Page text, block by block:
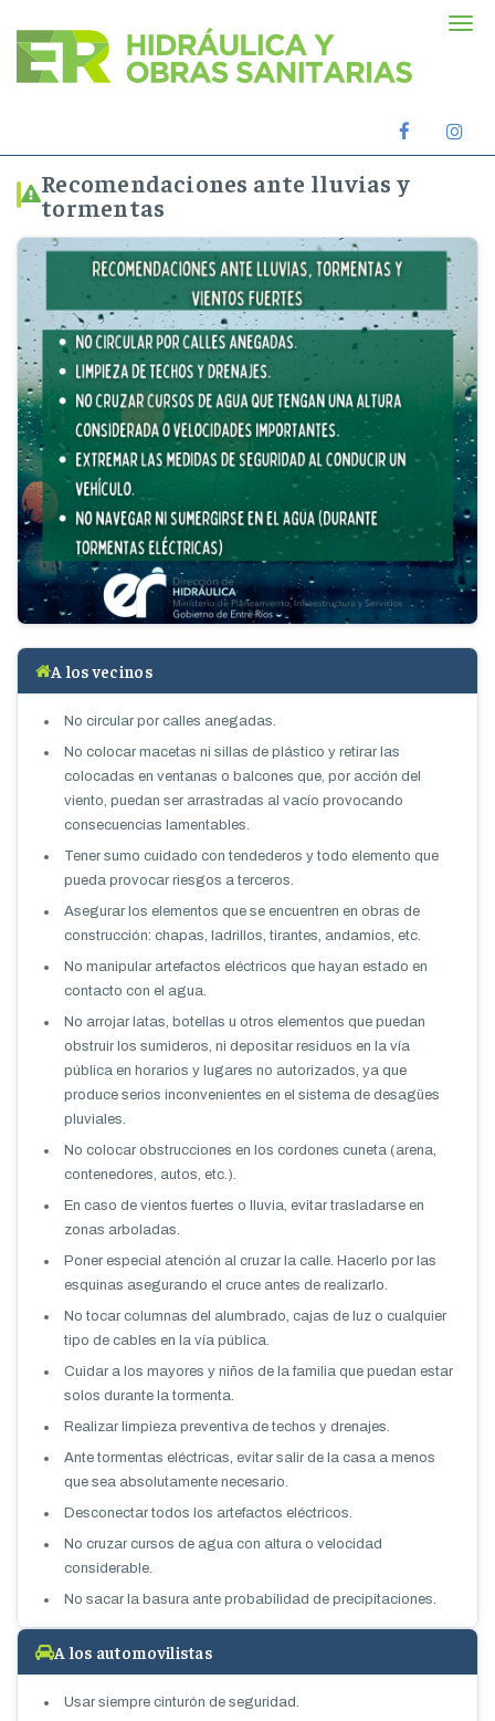
Facebook
oficial
Recomendaciones ante lluvias y
tormentas
A los vecinos
No circular por calles anegadas.
No colocar macetas ni sillas de plástico y retirar las
colocadas en ventanas o balcones que, por acción del
viento, puedan ser arrastradas al vacío provocando
consecuencias lamentables.
Tener sumo cuidado con tendederos y todo elemento que
pueda provocar riesgos a terceros.
Asegurar los elementos que se encuentren en obras de
construcción: chapas, ladrillos, tirantes, andamios, etc.
No manipular artefactos eléctricos que hayan estado en
contacto con el agua.
No arrojar latas, botellas u otros elementos que puedan
obstruir los sumideros, ni depositar residuos en la vía
pública en horarios y lugares no autorizados, ya que
produce serios inconvenientes en el sistema de desagües
pluviales.
No colocar obstrucciones en los cordones cuneta (arena,
contenedores, autos, etc.).
En caso de vientos fuertes o lluvia, evitar trasladarse en
zonas arboladas.
Poner especial atención al cruzar la calle. Hacerlo por las
esquinas asegurando el cruce antes de realizarlo.
No tocar columnas del alumbrado, cajas de luz o cualquier
tipo de cables en la vía pública.
Cuidar a los mayores y niños de la familia que puedan estar
solos durante la tormenta.
Realizar limpieza preventiva de techos y drenajes.
Ante tormentas eléctricas, evitar salir de la casa a menos
que sea absolutamente necesario.
Desconectar todos los artefactos eléctricos.
No cruzar cursos de agua con altura o velocidad
considerable.
No sacar la basura ante probabilidad de precipitaciones.
A los automovilistas
Usar siempre cinturón de seguridad.